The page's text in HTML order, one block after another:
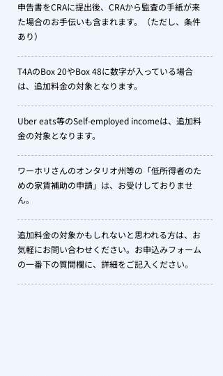
申告書をCRAに提出後、CRAから監査の手紙が来
た場合のお手伝いも含まれます。（ただし、条件
あり）
T4AのBox 20やBox 48に数字が入っている場合
は、追加料金の対象となります。
Uber eats等のSelf-employed incomeは、追加料
金の対象となります。
ワーホリさんのオンタリオ州等の「低所得者のた
めの家賃補助の申請」は、お受けしておりませ
ん。
追加料金の対象かもしれないと思われる方は、お
気軽にお問い合わせください。お申込みフォーム
の一番下の質問欄に、詳細をご記入ください。